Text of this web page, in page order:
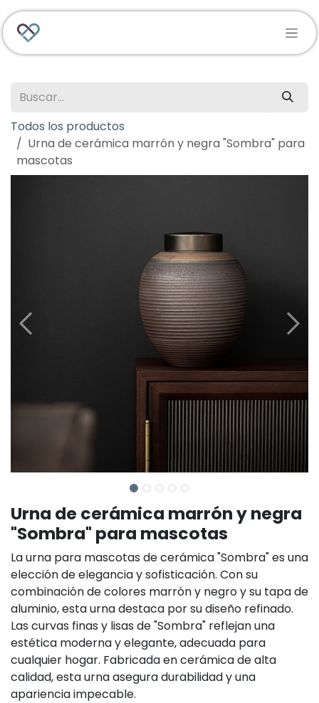
Ir al contenido
Todos los productos
Urna de cerámica marrón y negra "Sombra" para
mascotas
Urna de cerámica marrón y negra
"Sombra" para mascotas
La urna para mascotas de cerámica "Sombra" es una
elección de elegancia y sofisticación. Con su
combinación de colores marrón y negro y su tapa de
aluminio, esta urna destaca por su diseño refinado.
Las curvas finas y lisas de "Sombra" reflejan una
estética moderna y elegante, adecuada para
cualquier hogar. Fabricada en cerámica de alta
calidad, esta urna asegura durabilidad y una
apariencia impecable.